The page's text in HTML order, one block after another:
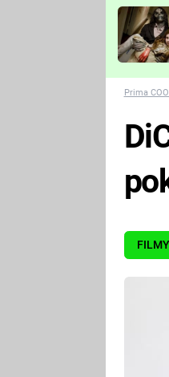
FUTURAMA
Prima
FILMY